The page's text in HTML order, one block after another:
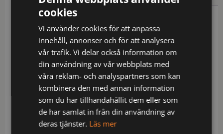
Beskrivning
Midjebyxa med sidfickor, den högra med en insydd
säkerhetsficka som försluts med dragkedja.
Benfickor, den vänstra med övervidd och lock med
kardborrestängning, invändig telefonficka. Den
högra har plats för pennor, papper och även
tumstocksficka. Utanpåliggande bakfickor. Fickorna
har förstärkningar i Cordura®, även förstärkning på
baksida ben. D-ring framtill. Invändiga
cookies
Vi använder cookies för att anpassa
innehåll, annonser och för att analysera
vår trafik. Vi delar också information om
din användning av vår webbplats med
våra reklam- och analyspartners som kan
kombinera den med annan information
som du har tillhandahållit dem eller som
de har samlat in från din användning av
deras tjänster. Läs mer